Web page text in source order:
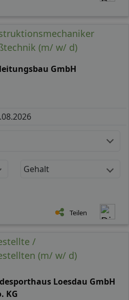
(m/ w/ d)
GmbH
Gehalt
Teilen
/
(m/ w/ d)
Loesdau GmbH
KG